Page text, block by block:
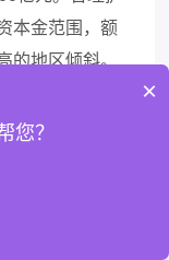
本金范围，额
的地区倾斜。
，落实和完善
各种藩篱，在
有作为。
×
您？